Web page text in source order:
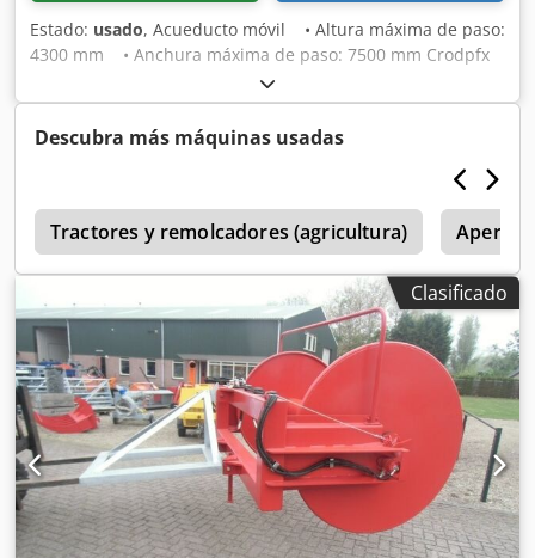
Estado: usado, Acueducto móvil • Altura máxima de paso:
4300 mm • Anchura máxima de paso: 7500 mm Crodpfx
Ajx S Ruvjiqjf • Tubería de presión: 6'' • Equipado con
patas de apoyo • Matrícula propia Estado: Usado
Descubra más máquinas usadas
Tractores y remolcadores (agricultura) Aperos
Clasificado